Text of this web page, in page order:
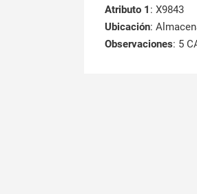
Atributo 1 : X9843
Ubicación:
Observaciones: 5